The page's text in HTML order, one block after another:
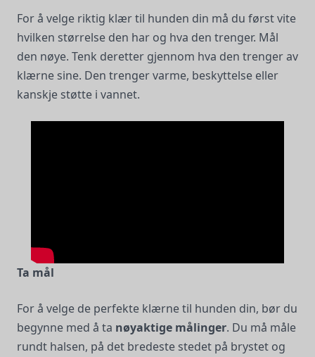
For å velge riktig klær til hunden din må du først vite
hvilken størrelse den har og hva den trenger. Mål
den nøye. Tenk deretter gjennom hva den trenger av
klærne sine. Den trenger varme, beskyttelse eller
kanskje støtte i vannet.
Ta mål
For å velge de perfekte klærne til hunden din, bør du
begynne med å ta nøyaktige målinger. Du må måle
rundt halsen, på det bredeste stedet på brystet og